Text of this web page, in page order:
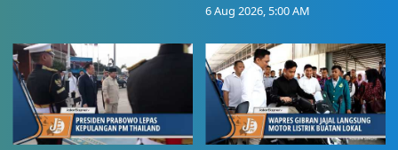
6 Aug 2026, 5:00 AM